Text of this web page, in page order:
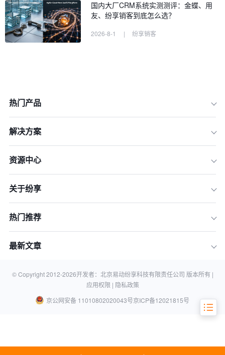
到“主动赋能”
杂事务中解放
CRM
国内大厂CRM系统实测测评：金蝶、用
友、纷享销客到底怎么选？
2026-8-1 | 纷享销客
热门产品
解决方案
资源中心
关于纷享
热门推荐
最新文章
© Copyright 2012-2026开发者：北京易动纷享科技有限责任公司 版本所有 |
应用权限 | 隐私政策
京公网安备 11010802020043号京ICP备12021815号